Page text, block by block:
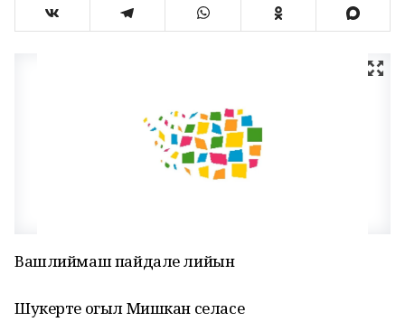
Вашлиймаш пайдале лийын
Шукерте огыл Мишкан селасе